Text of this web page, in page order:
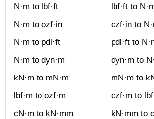
N·m to lbf·ft
lbf·ft to
N·m to ozf·in
ozf·in to
N·m to pdl·ft
pdl·ft to
N·m to dyn·m
dyn·m to
kN·m to mN·m
mN·m to
lbf·m to ozf·m
ozf·m to
cN·m to kN·mm
kN·mm to